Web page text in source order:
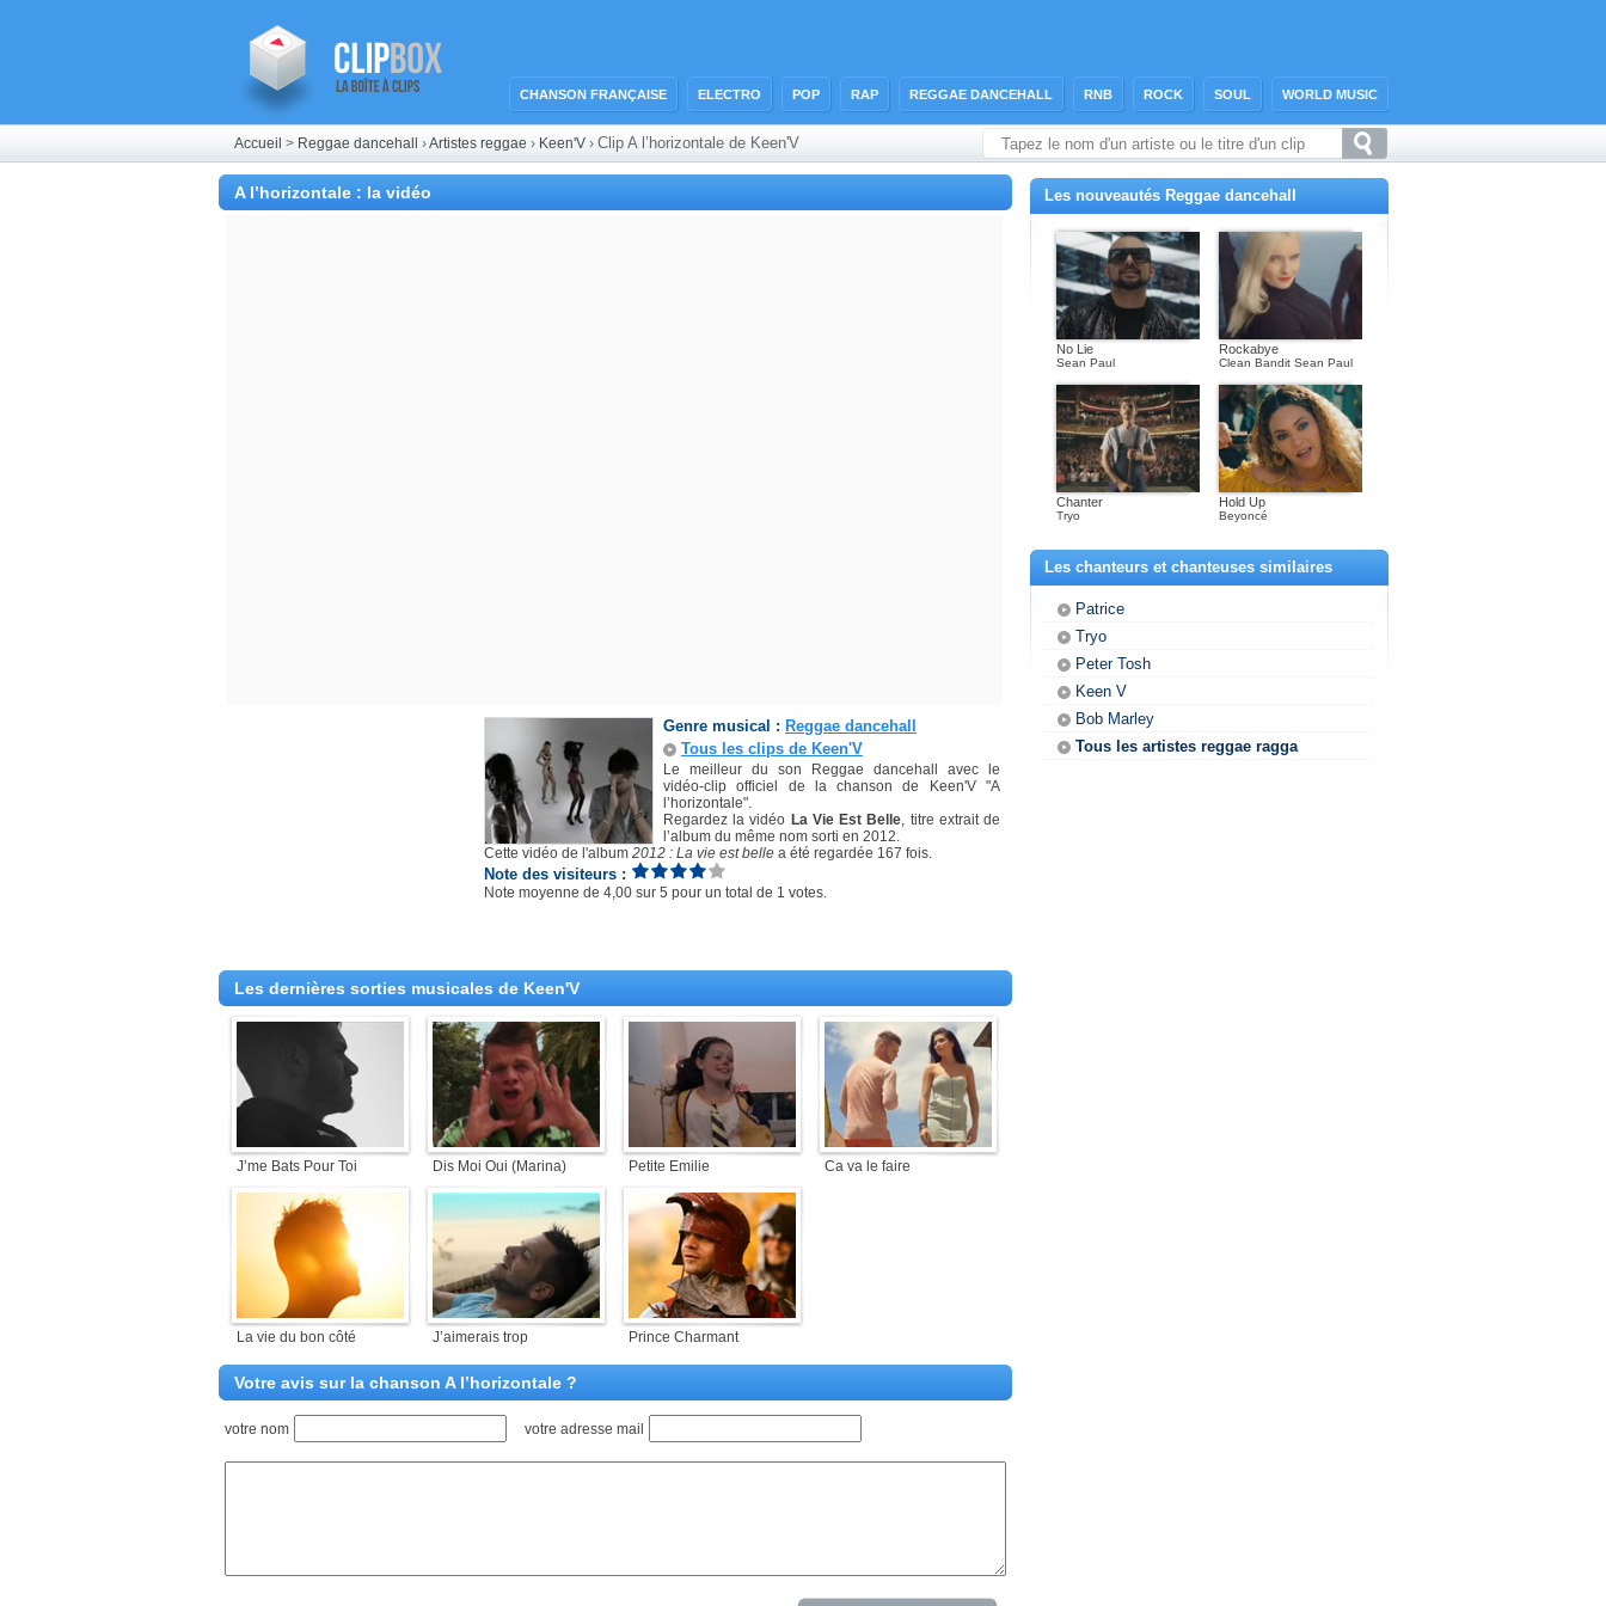
CHANSON FRANÇAISE ELECTRO POP RAP REGGAE DANCEHALL RNB ROCK SOUL WORLD MUSIC
Accueil > Reggae dancehall ›Artistes reggae › Keen'V › Clip A l’horizontale de Keen'V
A l’horizontale : la vidéo
Genre musical : Reggae dancehall
Tous les clips de Keen'V
Le meilleur du son Reggae dancehall avec le
vidéo-clip officiel de la chanson de Keen'V "A
l’horizontale".
Regardez la vidéo La Vie Est Belle, titre extrait de
l’album du même nom sorti en 2012.
Cette vidéo de l'album 2012 : La vie est belle a été regardée 167 fois.
Note des visiteurs :
Note moyenne de 4,00 sur 5 pour un total de 1 votes.
Les dernières sorties musicales de Keen'V
J’me Bats Pour Toi Dis Moi Oui (Marina) Petite Emilie Ca va le faire
La vie du bon côté J’aimerais trop Prince Charmant
Votre avis sur la chanson A l’horizontale ?
votre nom votre adresse mail
Les nouveautés Reggae dancehall
No Lie
Sean Paul
Rockabye
Clean Bandit Sean Paul
Chanter
Tryo
Hold Up
Beyoncé
Les chanteurs et chanteuses similaires
Patrice
Tryo
Peter Tosh
Keen V
Bob Marley
Tous les artistes reggae ragga